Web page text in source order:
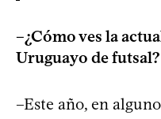
–¿Cómo ves la
Uruguayo de futsal?
–Este año, en